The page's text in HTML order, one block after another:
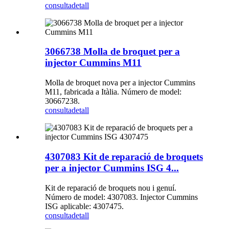
consultadetall
3066738 Molla de broquet per a
injector Cummins M11
Molla de broquet nova per a injector Cummins
M11, fabricada a Itàlia. Número de model:
30667238.
consultadetall
4307083 Kit de reparació de broquets
per a injector Cummins ISG 4...
Kit de reparació de broquets nou i genuí.
Número de model: 4307083. Injector Cummins
ISG aplicable: 4307475.
consultadetall